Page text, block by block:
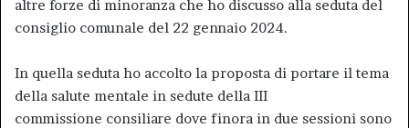
altre forze di minoranza che ho discusso alla seduta del
consiglio comunale del 22 gennaio 2024.
In quella seduta ho accolto la proposta di portare il tema
della salute mentale in sedute della III
commissione consiliare dove finora in due sessioni sono